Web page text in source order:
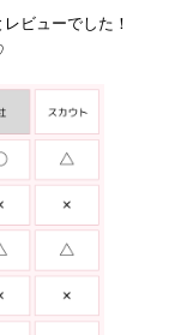
ビューでした！